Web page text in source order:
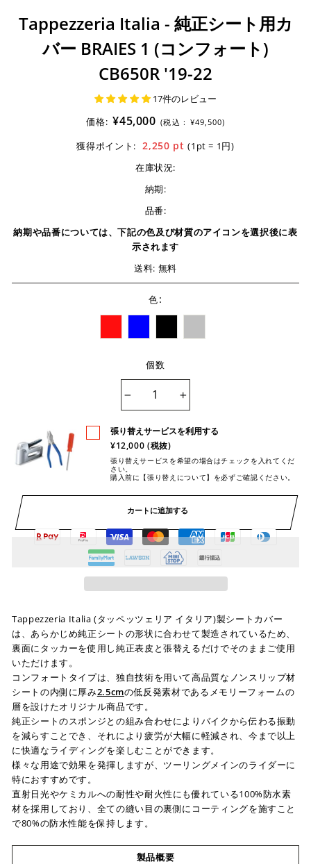
Tappezzeria Italia - 純正シート用カ
バー BRAIES 1 (コンフォート)
CB650R '19-22
17件のレビュー
価格: ¥45,000 (税込 : ¥49,500)
獲得ポイント: 2,250 pt(1pt = 1円)
在庫状況:
納期:
品番:
納期や品番については、下記の色及び材質のアイコンを選択後に表
示されます
送料: 無料
色:
個数
張り替えサービスを利用する
¥12,000 (税抜)
張り替えサービスを希望の場合はチェックを入れてくだ
さい。
購入前に【張り替えについて】を必ずご確認ください。
カートに追加する
Tappezzeria Italia (タッペッツェリア イタリア)製シートカバー
は、あらかじめ純正シートの形状に合わせて製造されているため、
裏面にタッカーを使用し純正表皮と張替えるだけでそのままご使用
いただけます。
コンフォートタイプは、独自技術を用いて高品質なノンスリップ材
シートの内側に厚み2.5cmの低反発素材であるメモリーフォームの
層を設けたオリジナル商品です。
純正シートのスポンジとの組み合わせによりバイクから伝わる振動
を減らすことでき、それにより疲労が大幅に軽減され、今まで以上
に快適なライディングを楽しむことができます。
様々な用途で効果を発揮しますが、ツーリングメインのライダーに
特におすすめです。
直射日光やケミカルへの耐性や耐火性にも優れている100%防水素
材を採用しており、全ての縫い目の裏側にコーティングを施すこと
で80%の防水性能を保持します。
製品概要